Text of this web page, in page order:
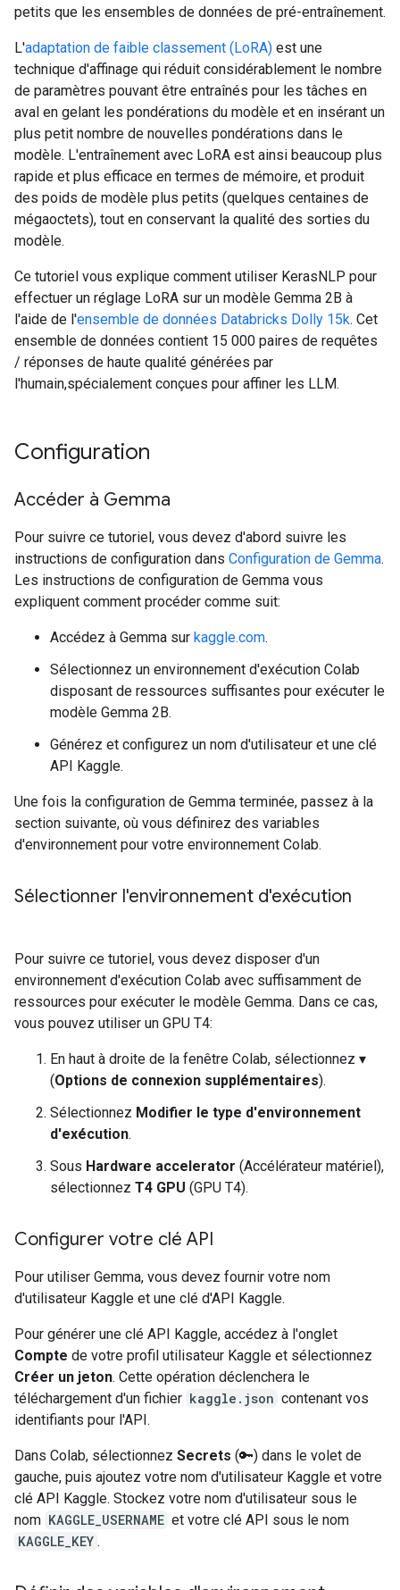
petits que les ensembles de données de pré-entraînement.
L'adaptation de faible classement (LoRA) est une
technique d'affinage qui réduit considérablement le nombre
de paramètres pouvant être entraînés pour les tâches en
aval en gelant les pondérations du modèle et en insérant un
plus petit nombre de nouvelles pondérations dans le
modèle. L'entraînement avec LoRA est ainsi beaucoup plus
rapide et plus efficace en termes de mémoire, et produit
des poids de modèle plus petits (quelques centaines de
mégaoctets), tout en conservant la qualité des sorties du
modèle.
Ce tutoriel vous explique comment utiliser KerasNLP pour
effectuer un réglage LoRA sur un modèle Gemma 2B à
l'aide de l'ensemble de données Databricks Dolly 15k. Cet
ensemble de données contient 15 000 paires de requêtes
/ réponses de haute qualité générées par
l'humain,spécialement conçues pour affiner les LLM.
Configuration
Accéder à Gemma
Pour suivre ce tutoriel, vous devez d'abord suivre les
instructions de configuration dans Configuration de Gemma.
Les instructions de configuration de Gemma vous
expliquent comment procéder comme suit:
Accédez à Gemma sur kaggle.com.
Sélectionnez un environnement d'exécution Colab
disposant de ressources suffisantes pour exécuter le
modèle Gemma 2B.
Générez et configurez un nom d'utilisateur et une clé
API Kaggle.
Une fois la configuration de Gemma terminée, passez à la
section suivante, où vous définirez des variables
d'environnement pour votre environnement Colab.
Sélectionner l'environnement d'exécution
Pour suivre ce tutoriel, vous devez disposer d'un
environnement d'exécution Colab avec suffisamment de
ressources pour exécuter le modèle Gemma. Dans ce cas,
vous pouvez utiliser un GPU T4:
En haut à droite de la fenêtre Colab, sélectionnez ▾
(Options de connexion supplémentaires).
Sélectionnez Modifier le type d'environnement
d'exécution.
Sous Hardware accelerator (Accélérateur matériel),
sélectionnez T4 GPU (GPU T4).
Configurer votre clé API
Pour utiliser Gemma, vous devez fournir votre nom
d'utilisateur Kaggle et une clé d'API Kaggle.
Pour générer une clé API Kaggle, accédez à l'onglet
Compte de votre profil utilisateur Kaggle et sélectionnez
Créer un jeton. Cette opération déclenchera le
téléchargement d'un fichier kaggle.json contenant vos
identifiants pour l'API.
Dans Colab, sélectionnez Secrets (🔑) dans le volet de
gauche, puis ajoutez votre nom d'utilisateur Kaggle et votre
clé API Kaggle. Stockez votre nom d'utilisateur sous le
nom KAGGLE_USERNAME et votre clé API sous le nom
KAGGLE_KEY .